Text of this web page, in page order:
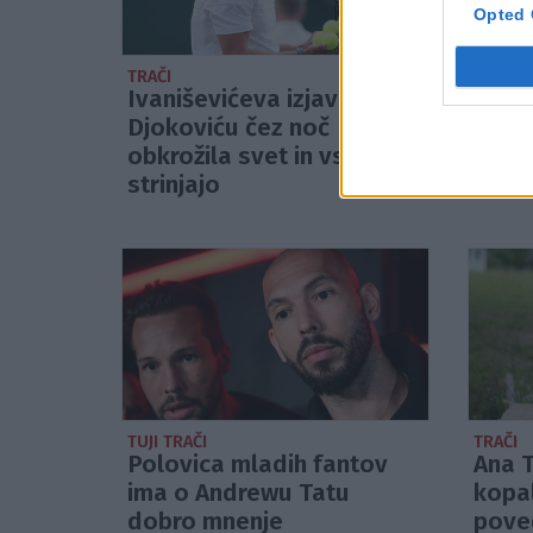
Opted
TRAČI
Ivaniševićeva izjava o
Djokoviću čez noč
obkrožila svet in vsi se
strinjajo
TUJI TRAČI
Polovica mladih fantov
ima o Andrewu Tatu
dobro mnenje
TRAČI
Ana